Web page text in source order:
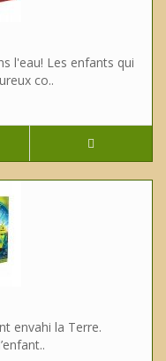
l'eau! Les enfants qui
co..
envahi la Terre.